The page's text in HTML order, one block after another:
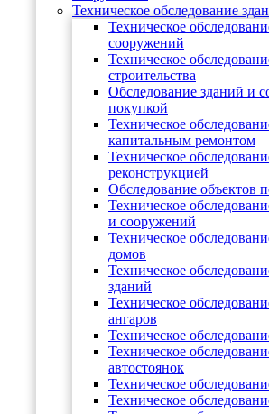
Техническое обследование
Техническое
сооружений
Техническое
строительства
Обследование зданий и
покупкой
Техническое
капитальным ремонтом
Техническое
реконструкцией
Обследование объектов
Техническое
и сооружений
Техническое
домов
Техническое
зданий
Техническое
ангаров
Техническое
Техническое
автостоянок
Техническое
Техническое